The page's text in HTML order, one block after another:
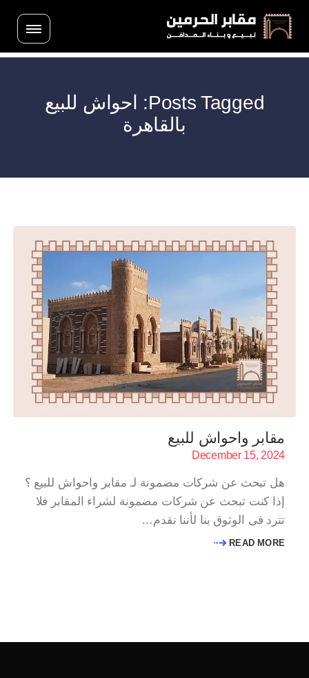
Posts Tagged: احواش للبيع
بالقاهرة
مقابر واحواش للبيع
December 15, 2024
هل تبحث عن شركات مضمونة لـ مقابر واحواش للبيع ؟
إذا كنت تبحث عن شركات مضمونة لشراء المقابر فلا
تترد فى الوثوق بنا لأننا نقدم…
READ MORE